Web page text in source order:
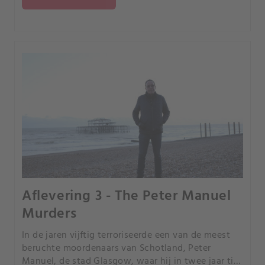
Aflevering 3 - The Peter Manuel
Murders
In de jaren vijftig terroriseerde een van de meest
beruchte moordenaars van Schotland, Peter
Manuel, de stad Glasgow, waar hij in twee jaar tijd